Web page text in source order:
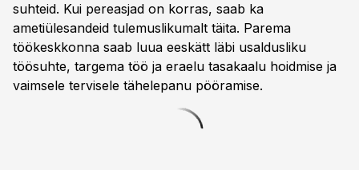
suhteid. Kui pereasjad on korras, saab ka
ametiülesandeid tulemuslikumalt täita. Parema
töökeskkonna saab luua eeskätt läbi usaldusliku
töösuhte, targema töö ja eraelu tasakaalu hoidmise ja
vaimsele tervisele tähelepanu pööramise.